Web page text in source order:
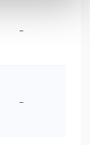
–
–